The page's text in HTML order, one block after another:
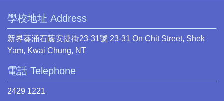
學校地址 Address
新界葵涌石蔭安捷街23-31號 23-31 On Chit Street, Shek
Yam, Kwai Chung, NT
電話 Telephone
2429 1221